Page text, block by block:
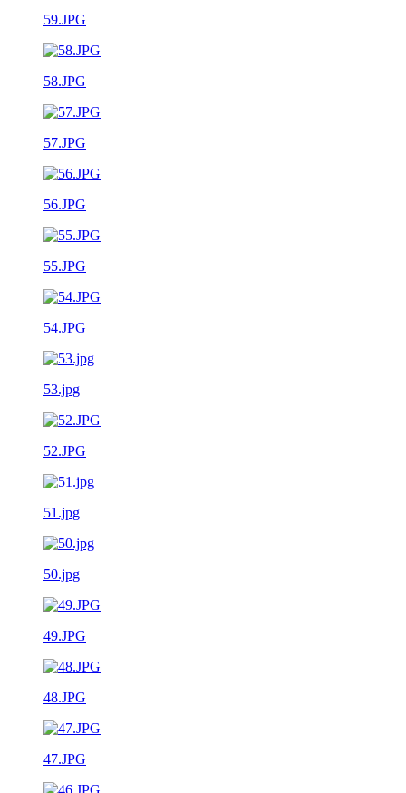
59.JPG
58.JPG
57.JPG
56.JPG
55.JPG
54.JPG
53.jpg
52.JPG
51.jpg
50.jpg
49.JPG
48.JPG
47.JPG